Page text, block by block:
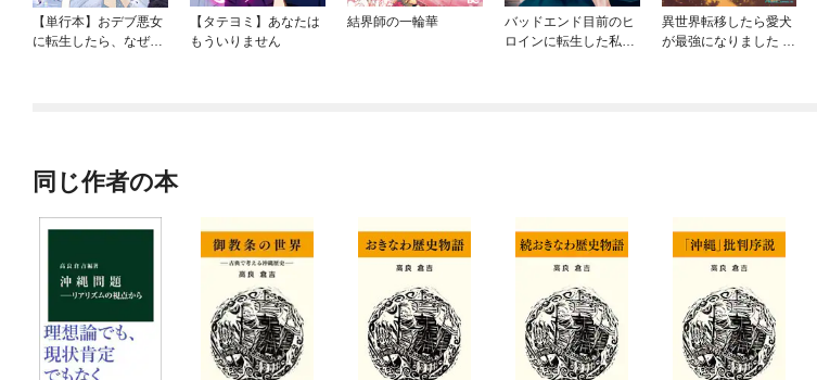
【単行本】おデブ悪女
に転生したら、なぜか
【タテヨミ】あなたは
もういりません
結界師の一輪華
バッドエンド目前のヒ
ロインに転生した私、
異世界転移したら愛犬
が最強になりました ～
同じ作者の本